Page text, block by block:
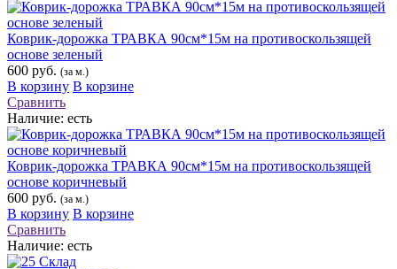
Коврик-дорожка ТРАВКА 90см*15м на противоскользящей
основе зеленый
600 руб. (за м.)
В корзину В корзине
Сравнить
Наличие: есть
Коврик-дорожка ТРАВКА 90см*15м на противоскользящей
основе коричневый
600 руб. (за м.)
В корзину В корзине
Сравнить
Наличие: есть